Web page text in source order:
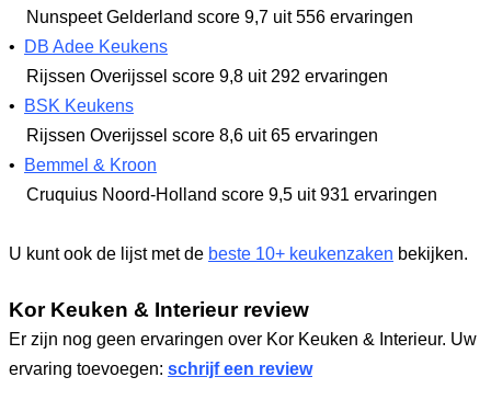
Nunspeet Gelderland score 9,7 uit 556 ervaringen
•
DB Adee Keukens
Rijssen Overijssel score 9,8 uit 292 ervaringen
•
BSK Keukens
Rijssen Overijssel score 8,6 uit 65 ervaringen
•
Bemmel & Kroon
Cruquius Noord-Holland score 9,5 uit 931 ervaringen
U kunt ook de lijst met de beste 10+ keukenzaken bekijken.
Kor Keuken & Interieur review
Er zijn nog geen ervaringen over Kor Keuken & Interieur. Uw
ervaring toevoegen: schrijf een review